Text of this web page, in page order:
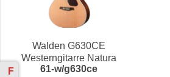
F
Walden G630CE
Westerngitarre Natura
Zeder/Palisander
61-w/g630ce